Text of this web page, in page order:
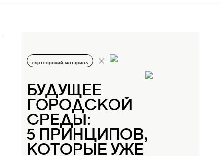
партнерский материал
БУДУЩЕЕ
ГОРОДСКОЙ
СРЕДЫ:
5 ПРИНЦИПОВ,
КОТОРЫЕ УЖЕ